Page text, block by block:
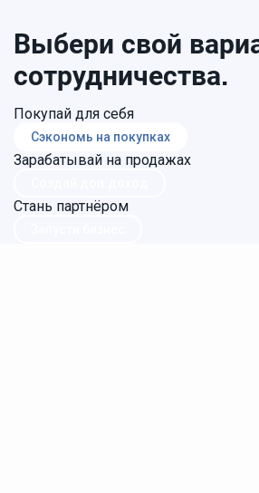
Выбери свой
сотрудничества.
Покупай для себя
Сэкономь на покупках
Зарабатывай на продажах
Стань партнёром